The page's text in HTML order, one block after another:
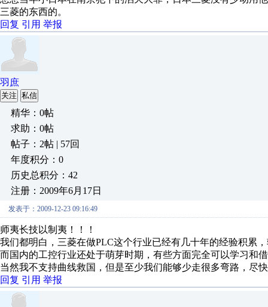
三菱的东西的。
回复 引用 举报
羽庶
关注 私信
精华：0帖
求助：0帖
帖子：2帖 | 57回
年度积分：0
历史总积分：42
注册：2009年6月17日
发表于：2009-12-23 09:16:49
师夷长技以制夷！！！
我们都明白，三菱在做PLC这个行业已经有几十年的经验积累
而国内的工控行业还处于萌芽时期，有些方面完全可以学习和
当然我不支持曲线救国，但是至少我们能够少走很多弯路，尽
回复 引用 举报